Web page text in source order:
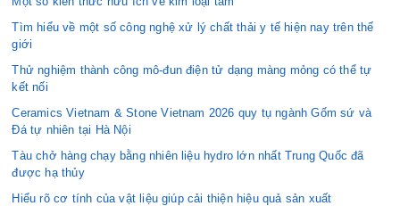
Tìm hiểu về một số công nghệ xử lý chất thải y tế hiện nay trên thế
giới
Thử nghiệm thành công mô-đun điện tử dạng màng mỏng có thể tự
kết nối
Ceramics Vietnam & Stone Vietnam 2026 quy tụ ngành Gốm sứ và
Đá tự nhiên tại Hà Nội
Tàu chở hàng chạy bằng nhiên liệu hydro lớn nhất Trung Quốc đã
được hạ thủy
Hiểu rõ cơ tính của vật liệu giúp cải thiện hiệu quả sản xuất